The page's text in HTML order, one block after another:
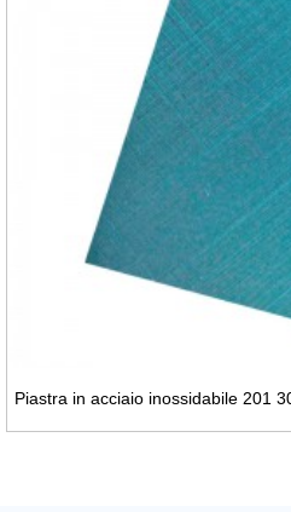
Piastra in acciaio inossidabile 201